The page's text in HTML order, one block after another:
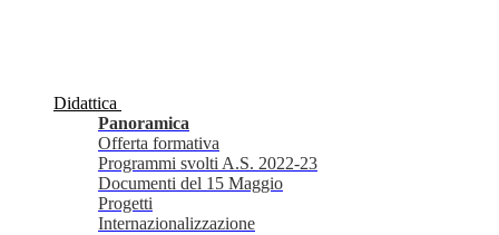
Didattica
Panoramica
Offerta formativa
Programmi svolti A.S. 2022-23
Documenti del 15 Maggio
Progetti
Internazionalizzazione